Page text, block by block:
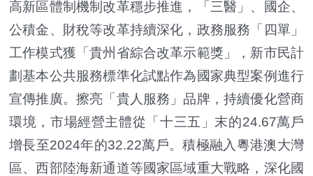
高新區體制機制改革穩步推進，「三醫」、國企、
公積金、財稅等改革持續深化，政務服務「四單」
工作模式獲「貴州省綜合改革示範獎」，新市民計
劃基本公共服務標準化試點作為國家典型案例進行
宣傳推廣。擦亮「貴人服務」品牌，持續優化營商
環境，市場經營主體從「十三五」末的24.67萬戶
增長至2024年的32.22萬戶。積極融入粵港澳大灣
區、西部陸海新通道等國家區域重大戰略，深化國